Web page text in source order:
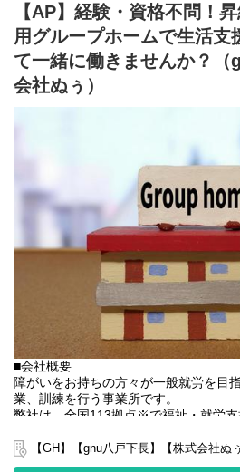
般就労を目指す、または高い工賃を目
【共同生活援助（障がい者グループホ
⇒将来の自立した生活や就労を見据え
する力、 働く力などを身につけるサー
■業務内容
利用者さんと様々なお話をしながら、
ートをしていき、自立した生活が送れ
・朝食や夕食の食事の盛り付け並びに提
・社用車を利用して日用品の買い出し
・利用者様のお部屋や掃除のお手伝い
・その他の利用者様の生活サポート
・利用者様の話し相手や相談相手
・支援記録のPC入力作業
・献立、シフト作成
・その他、付随する業務
基本的に食事、入浴、排泄のような介
未経験の方でもご安心ください！
【AP】経験・資格不問！
用グループホームで生活支
て一緒に働きませんか？（
会社ぬぅ）
■会社概要
障がいをお持ちの方々が一般就労を目
業、訓練を行う事業所です。
弊社は、全国113拠点※で福祉・就労支
グループ全体で培った豊富なノウハウ
【GH】【gnu八戸下長】【株式会社ぬぅ